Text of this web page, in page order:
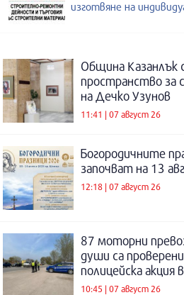
изготвяне на
Община Казанлък
пространство за
на Дечко Узунов
11:41 | 07 август 26
Богородичните
започват на 13
12:18 | 07 август 26
87 моторни
души са
полицейска
10:45 | 07 август 26